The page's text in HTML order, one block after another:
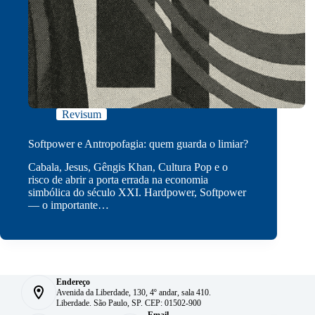
Revisum
Softpower e Antropofagia: quem guarda o limiar?
Cabala, Jesus, Gêngis Khan, Cultura Pop e o
risco de abrir a porta errada na economia
simbólica do século XXI. Hardpower, Softpower
— o importante…
Endereço
Avenida da Liberdade, 130, 4º andar, sala 410.
Liberdade. São Paulo, SP. CEP: 01502-900